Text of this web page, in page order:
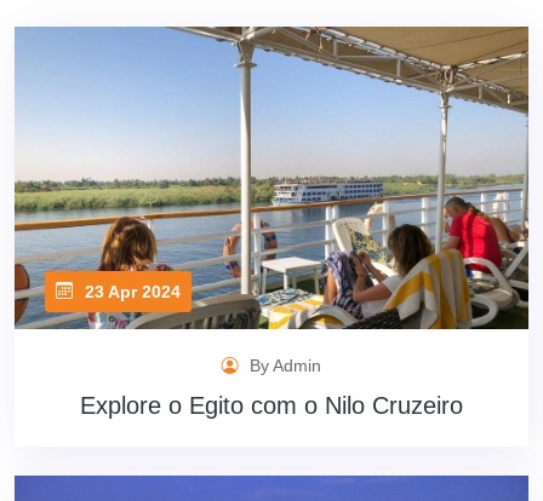
23 Apr 2024
By Admin
Explore o Egito com o Nilo Cruzeiro